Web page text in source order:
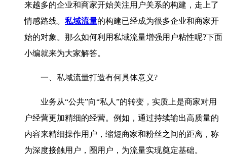
来越多的企业和商家开始关注用户关系的构建，走上了
情感路线。 私域流量的构建已经成为很多企业和商家开
始的对象。那么如何利用私域流量增强用户粘性呢?下面
小编就来为大家解答。
一、私域流量打造有何具体意义?
业务从“公共”向“私人”的转变，实质上是商家对用
户经营更加精细的经营。例如，通过持续输出高质量的
内容来精细操作用户，缩短商家和粉丝之间的距离，称
为深度接触用户，圈用户，为流量实现奠定基础。